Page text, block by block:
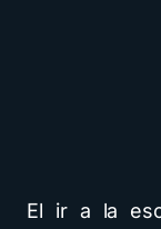
El ir a la